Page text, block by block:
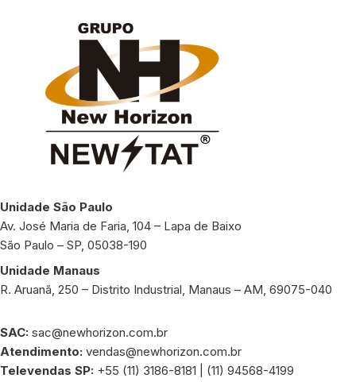
Unidade São Paulo
Av. José Maria de Faria, 104 – Lapa de Baixo
São Paulo – SP, 05038-190
Unidade Manaus
R. Aruanã, 250 – Distrito Industrial, Manaus – AM, 69075-040
SAC: sac@newhorizon.com.br
Atendimento: vendas@newhorizon.com.br
Televendas SP: +55 (11) 3186-8181 | (11) 94568-4199